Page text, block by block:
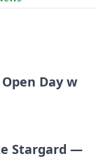
Day w
Stargard —